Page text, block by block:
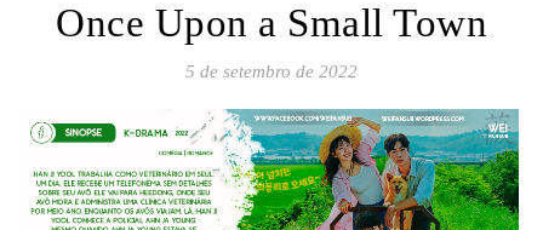
Once Upon a Small Town
5 de setembro de 2022